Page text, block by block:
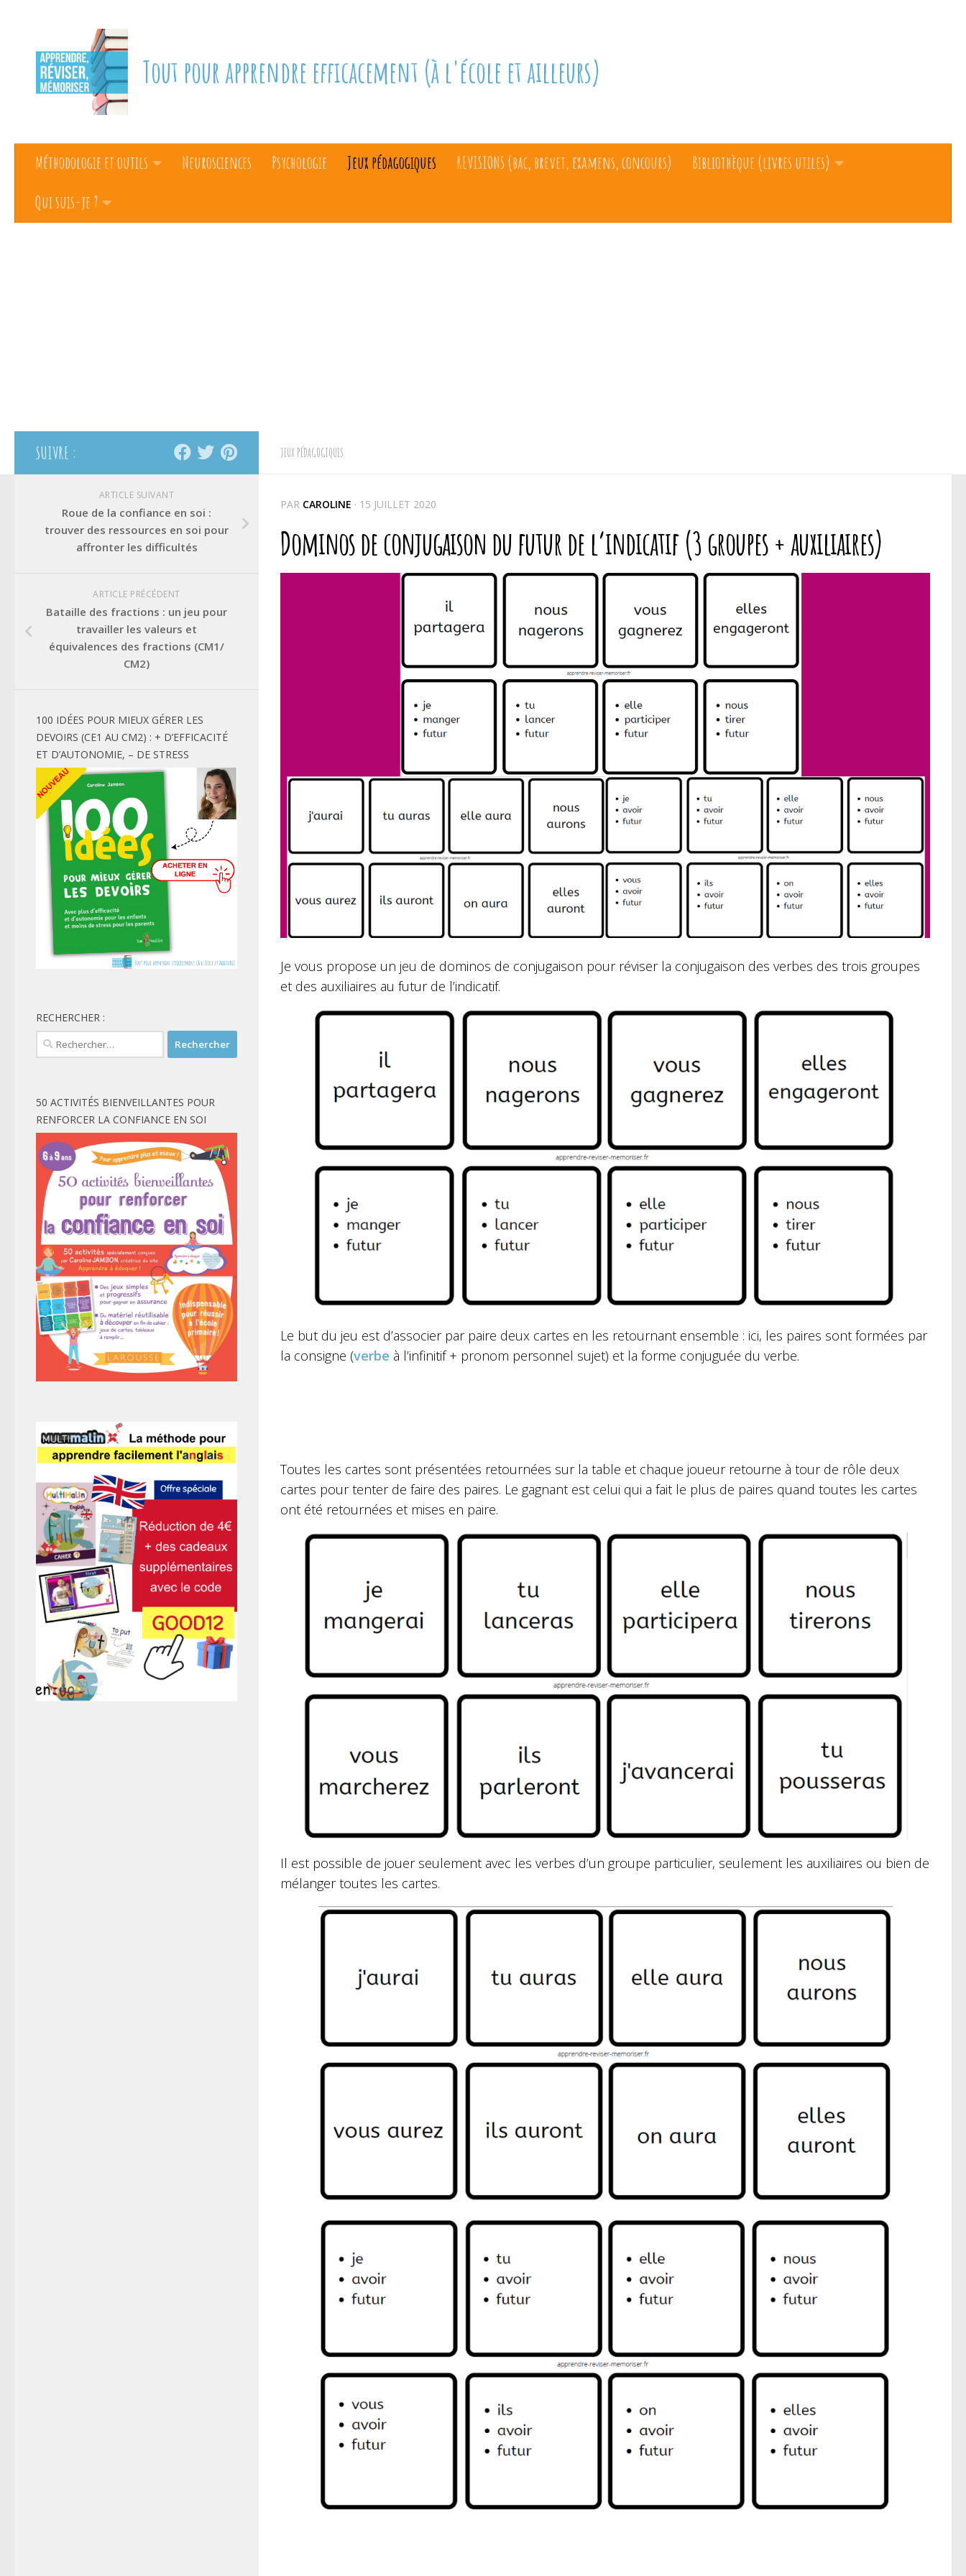
Tout pour apprendre efficacement (à l'école et ailleurs)
Méthodologie et outils Neurosciences Psychologie Jeux pédagogiques REVISIONS (bac, brevet, examens, concours)
Bibliothèque (livres utiles)
Qui suis-je ?
JEUX PÉDAGOGIQUES
PAR CAROLINE · 15 JUILLET 2020
Dominos de conjugaison du futur de l’indicatif (3 groupes + auxiliaires)
Je vous propose un jeu de dominos de conjugaison pour réviser la conjugaison des verbes des trois groupes
et des auxiliaires au futur de l’indicatif.
Le but du jeu est d’associer par paire deux cartes en les retournant ensemble : ici, les paires sont formées par
la consigne (verbe à l’infinitif + pronom personnel sujet) et la forme conjuguée du verbe.
Toutes les cartes sont présentées retournées sur la table et chaque joueur retourne à tour de rôle deux
cartes pour tenter de faire des paires. Le gagnant est celui qui a fait le plus de paires quand toutes les cartes
ont été retournées et mises en paire.
Il est possible de jouer seulement avec les verbes d’un groupe particulier, seulement les auxiliaires ou bien de
mélanger toutes les cartes.
SUIVRE :
ARTICLE SUIVANT
Roue de la confiance en soi :
trouver des ressources en soi pour
affronter les difficultés
ARTICLE PRÉCÉDENT
Bataille des fractions : un jeu pour
travailler les valeurs et
équivalences des fractions (CM1/
CM2)
100 IDÉES POUR MIEUX GÉRER LES
DEVOIRS (CE1 AU CM2) : + D’EFFICACITÉ
ET D’AUTONOMIE, – DE STRESS
RECHERCHER :
Rechercher :
50 ACTIVITÉS BIENVEILLANTES POUR
RENFORCER LA CONFIANCE EN SOI